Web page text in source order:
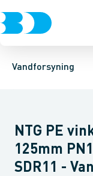
Vandforsyning
Rør & fittings
PE rørPE EL
Vinkler 90gr.
NTG PE
125mm
SDR11 -